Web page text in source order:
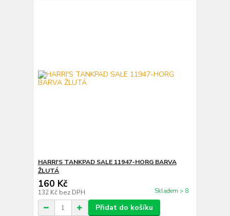
HARRI'S TANKPAD SALE 11947-HORG BARVA
ŽLUTÁ
160 Kč
132 Kč bez DPH Skladem > 8
Přidat do košíku